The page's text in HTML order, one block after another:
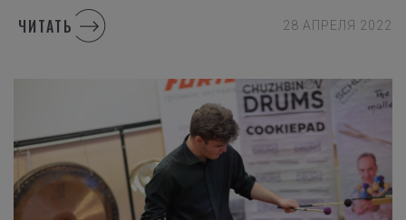
ЧИТАТЬ 28 АПРЕЛЯ 2022